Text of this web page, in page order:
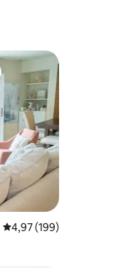
162
Priemerné
4,97 (199)